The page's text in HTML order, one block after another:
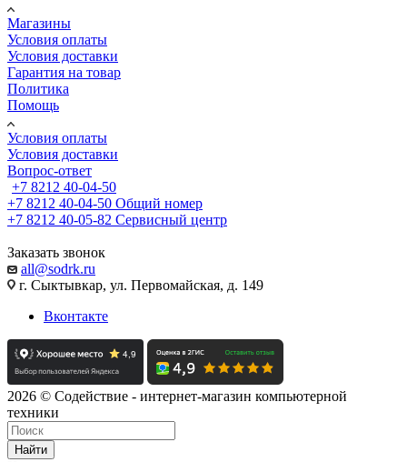
Магазины
Условия оплаты
Условия доставки
Гарантия на товар
Политика
Помощь
Условия оплаты
Условия доставки
Вопрос-ответ
+7 8212 40-04-50
+7 8212 40-04-50 Общий номер
+7 8212 40-05-82 Сервисный центр
Заказать звонок
all@sodrk.ru
г. Сыктывкар, ул. Первомайская, д. 149
Вконтакте
2026 © Содействие - интернет-магазин компьютерной
техники
Найти